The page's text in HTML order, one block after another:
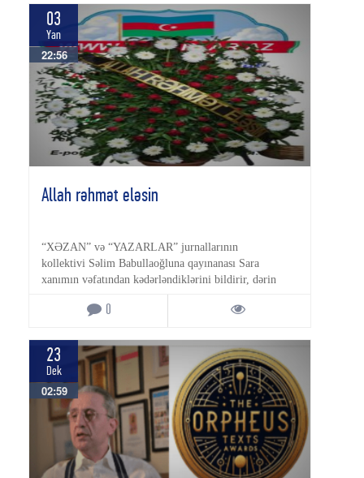
03
Yan
22:56
Allah rəhmət eləsin
“XƏZAN” və “YAZARLAR” jurnallarının
kollektivi Səlim Babullaoğluna qayınanası Sara
xanımın vəfatından kədərləndiklərini bildirir, dərin
hüznlə başsağlığı verirlər. ALLAH RƏHMƏT […]
0
23
Dek
02:59